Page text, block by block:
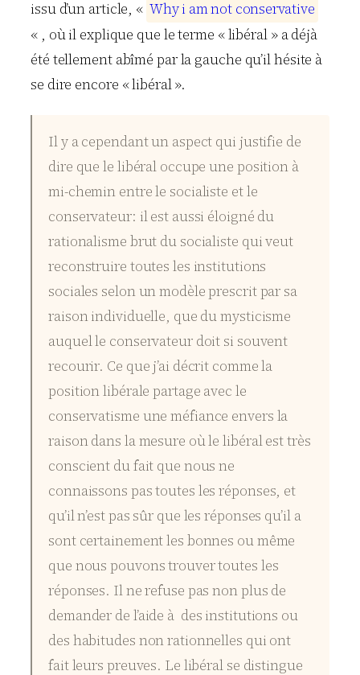
issu d’un article, « Whyi amnot conservative
« , où il explique que le terme « libéral » a déjà
été tellement abîmé par la gauche qu’il hésite à
se dire encore « libéral ».
Il y a cependant un aspect qui justifie de
dire que le libéral occupe une position à
mi-chemin entre le socialiste et le
conservateur: il est aussi éloigné du
rationalisme brut du socialiste qui veut
reconstruire toutes les institutions
sociales selon un modèle prescrit par sa
raison individuelle, que du mysticisme
auquel le conservateur doit si souvent
recourir. Ce que j’ai décrit comme la
position libérale partage avec le
conservatisme une méfiance envers la
raison dans la mesure où le libéral est très
conscient du fait que nous ne
connaissons pas toutes les réponses, et
qu’il n’est pas sûr que les réponses qu’il a
sont certainement les bonnes ou même
que nous pouvons trouver toutes les
réponses. Il ne refuse pas non plus de
demander de l’aide à des institutions ou
des habitudes non rationnelles qui ont
fait leurs preuves. Le libéral se distingue